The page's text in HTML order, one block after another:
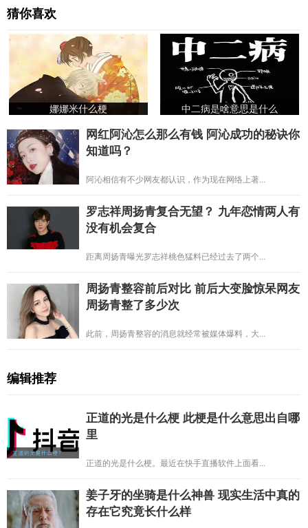
猜你喜欢
娜娜米什么梗 中二病是啥意思是什么
网红阿沁怎么那么有钱 阿沁成功的秘诀你
知道吗？
阿沁相信有不少网友都认识，作为现在网络上著...
罗志祥周扬青复合无望？ 九年恋情两人有
没有机会复合
距离周扬青曝光罗志祥桃色猛料已经过去了两个...
周扬青整容前后对比 前后大变脸惊呆网友
周扬青整了多少次
此前，周扬青整容的消息就经常被媒体爆料，大...
编辑推荐
正道的光是什么梗 此梗是什么意思出自哪
里
正道的光是什么梗。最近在快手直播软件上面看...
姜子牙的坐骑是什么神兽 现实生活中真的
存在它究竟长什么样